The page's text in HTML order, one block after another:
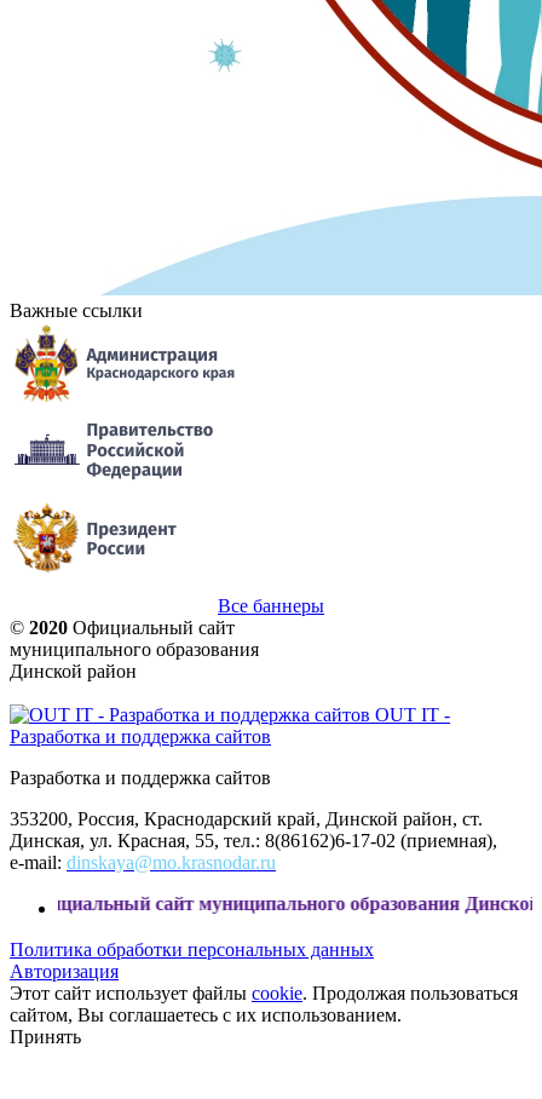
Важные ссылки
Все баннеры
© 2020 Официальный сайт
муниципального образования
Динской район
OUT IT -
Разработка и поддержка сайтов
Разработка и поддержка сайтов
353200, Россия, Краснодарский край, Динской район, ст.
Динская, ул. Красная, 55, тел.: 8(86162)6-17-02 (приемная),
e-mail: dinskaya@mo.krasnodar.ru
сайт муниципального образования Динской район
Политика обработки персональных данных
Авторизация
Этот сайт использует файлы cookie. Продолжая пользоваться
сайтом, Вы соглашаетесь с их использованием.
Принять